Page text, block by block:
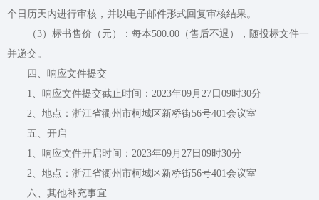
个日历天内进行审核，并以电子邮件形式回复审核结果。
（3）标书售价（元）：每本500.00（售后不退），随投标文件一
并递交。
四、响应文件提交
1、响应文件提交截止时间：2023年09月27日09时30分
2、地点：浙江省衢州市柯城区新桥街56号401会议室
五、开启
1、响应文件开启时间：2023年09月27日09时30分
2、地点：浙江省衢州市柯城区新桥街56号401会议室
六、其他补充事宜